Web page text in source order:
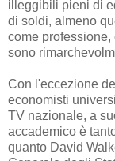
illeggibili pieni di
di soldi, almeno
come
sono
Con l'eccezione
economisti
TV nazionale, a
accademico è
quanto David